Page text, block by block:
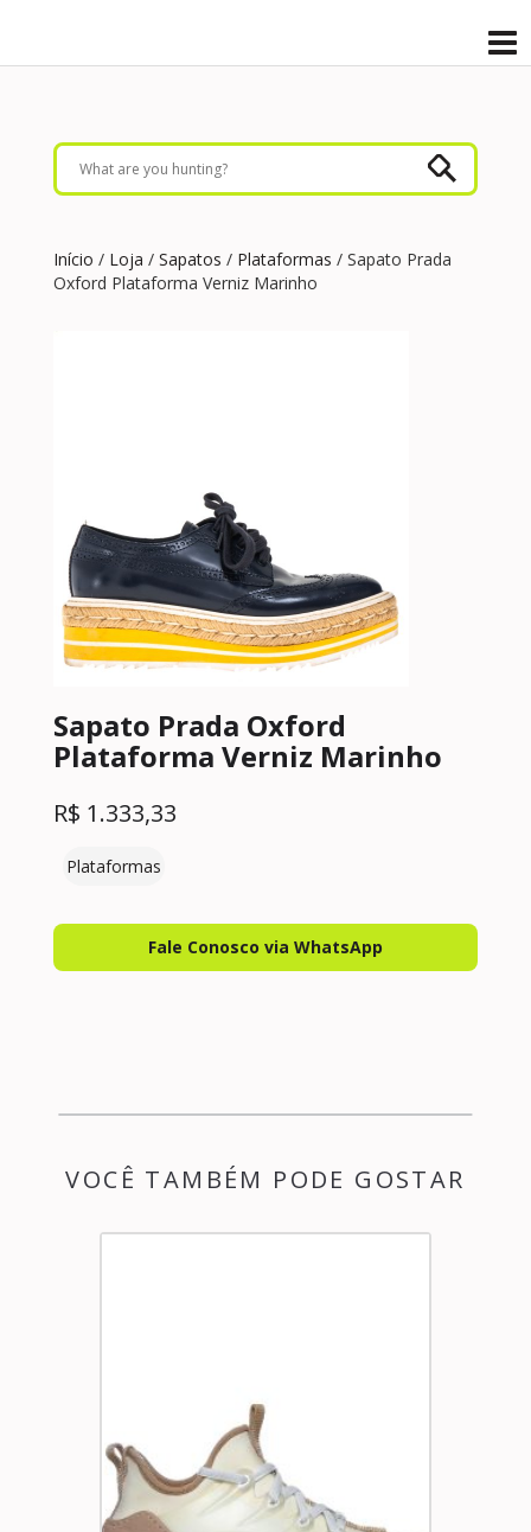
Início / Loja / Sapatos / Plataformas / Sapato Prada
Oxford Plataforma Verniz Marinho
Sapato Prada Oxford
Plataforma Verniz Marinho
R$ 1.333,33
Plataformas
Fale Conosco via WhatsApp
VOCÊ TAMBÉM PODE GOSTAR